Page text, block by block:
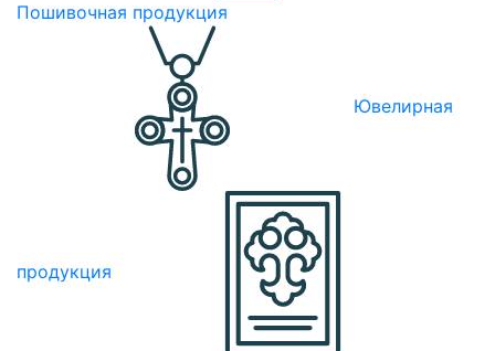
Пошивочная продукция
Ювелирная
продукция